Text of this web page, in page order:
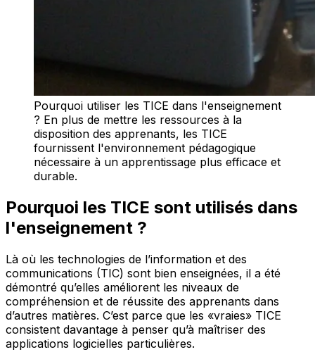
Pourquoi utiliser les TICE dans l'enseignement
? En plus de mettre les ressources à la
disposition des apprenants, les TICE
fournissent l'environnement pédagogique
nécessaire à un apprentissage plus efficace et
durable.
Pourquoi les TICE sont utilisés dans
l'enseignement ?
Là où les technologies de l’information et des
communications (TIC) sont bien enseignées, il a été
démontré qu’elles améliorent les niveaux de
compréhension et de réussite des apprenants dans
d’autres matières. C’est parce que les «vraies» TICE
consistent davantage à penser qu’à maîtriser des
applications logicielles particulières.